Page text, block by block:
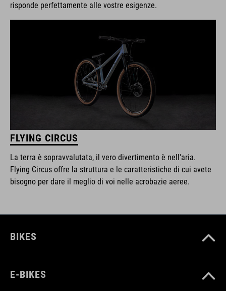
risponde perfettamente alle vostre esigenze.
FLYING CIRCUS
La terra è sopravvalutata, il vero divertimento è nell'aria.
Flying Circus offre la struttura e le caratteristiche di cui avete
bisogno per dare il meglio di voi nelle acrobazie aeree.
BIKES
E-BIKES